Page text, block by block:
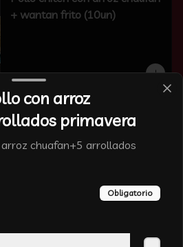
+ wantan frito (10un)
Surtido mongoliano con arroz
chaufan + wantan frito(10un)
con arroz
primavera
chuafan+5 arrollados
Obligatorio